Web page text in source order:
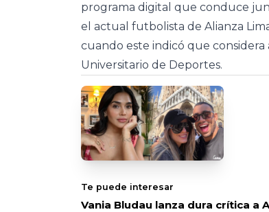
programa digital que conduce
el actual futbolista de Alianza
cuando este indicó que considera
Universitario de Deportes.
Te puede interesar
Vania Bludau lanza dura crítica a